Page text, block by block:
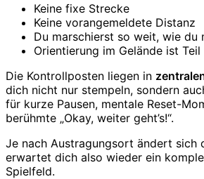
Keine fixe Strecke
Keine vorangemeldete Distanz
Du marschierst so weit, wie du
Orientierung im Gelände ist
Die Kontrollposten liegen in
dich nicht nur stempeln, sondern
für kurze Pausen, mentale Reset-
berühmte „Okay, weiter geht’s!“.
Je nach Austragungsort ändert sich
erwartet dich also wieder ein
Spielfeld.